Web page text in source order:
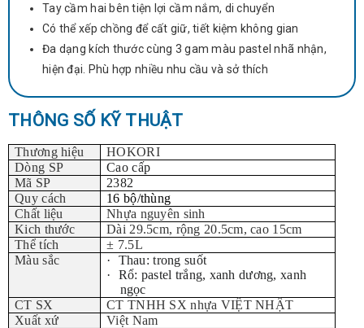
Tay cầm hai bên tiện lợi cầm nắm, di chuyển
Có thể xếp chồng để cất giữ, tiết kiệm không gian
Đa dạng kích thước cùng 3 gam màu pastel nhã nhận,
hiện đại. Phù hợp nhiều nhu cầu và sở thích
THÔNG SỐ KỸ THUẬT
Thương hiệu
HOKORI
Dòng SP
Cao cấp
Mã SP
2382
Quy cách
16 bộ/thùng
Chất liệu
Nhựa nguyên sinh
Kich thước
Dài 29.5cm, rộng 20.5cm, cao 15cm
Thể tích
± 7.5L
Màu sắc
·
Thau: trong suốt
·
Rổ: pastel trắng, xanh dương, xanh
ngọc
CT SX
CT TNHH SX nhựa VIỆT NHẬT
Xuất xứ
Việt Nam